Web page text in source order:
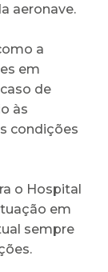
aeronave.
a
em
de
às
condições
o Hospital
em
sempre